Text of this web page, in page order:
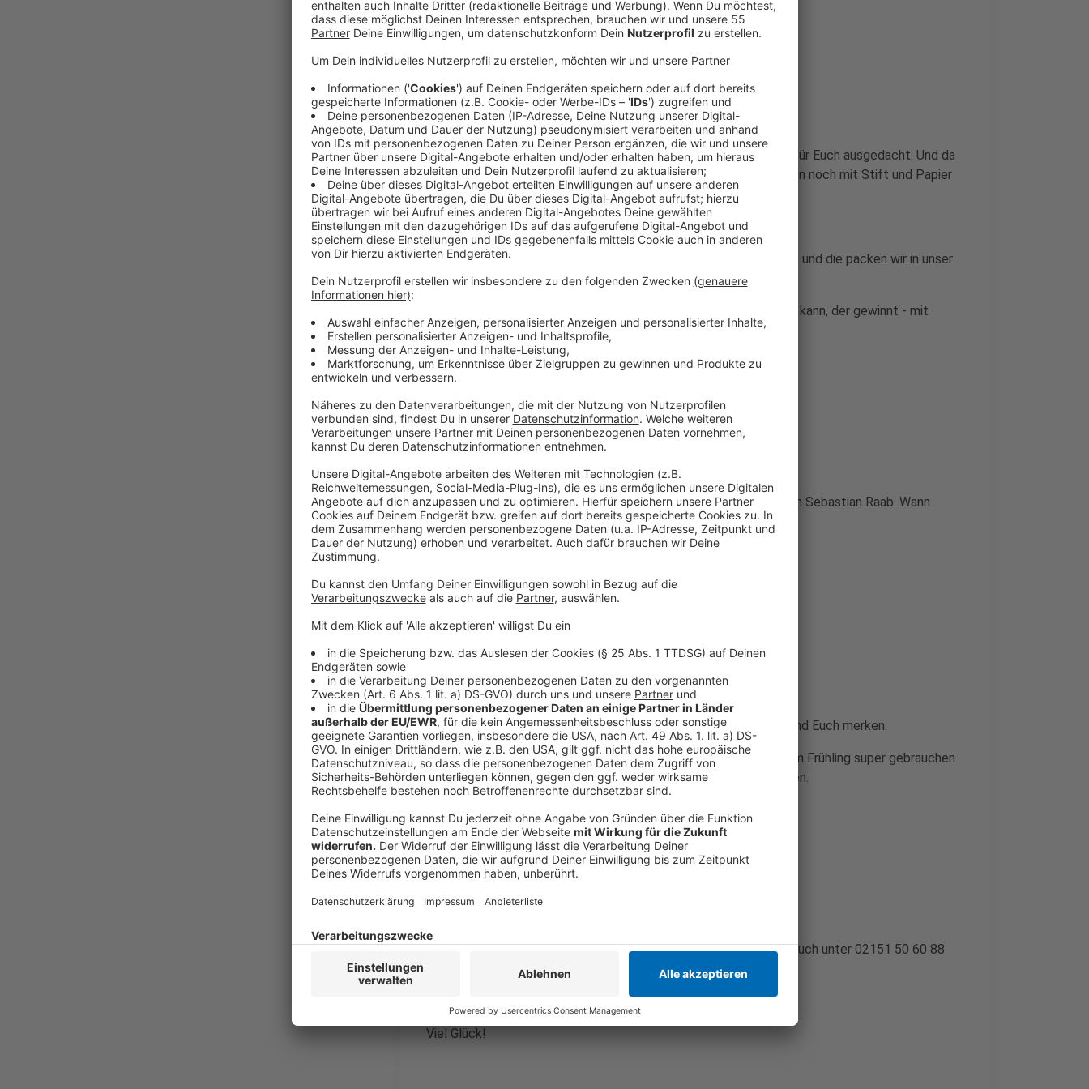
Das Spiel und der Spielmodus
Anzeige
Um Euch die Zeit zuhause zu versüßen, haben wir uns was Tolles für Euch ausgedacht. Und da
hilft es, wenn Ihr alle ganz aufmerksam zuhört und Euch am besten noch mit Stift und Papier
bewaffnt.
Denn wir geben Euch pro Tag in unserer Frühsendung vier Begriffe und die packen wir in unser
Welle-Niederrhein-Osterei des Tages.
Und wer uns dann gegen viertel vor zehn alle vier Begriffe nennen kann, der gewinnt - mit
etwas Glück - alles, was wir ins Osterei gepackt haben.
Anzeige
Wann stellt Ihr die Begriffe vor?
Anzeige
Von Montag bis Donnerstag in unserer Frühsendung beim Kollegen Sebastian Raab. Wann
genau, das verraten wir Euch aber noch nicht.
Anzeige
Was ist alles drin?
Das verraten wir natürlich noch nicht. Denn das sollt Ihr ja hören und Euch merken.
Aber soviel sei gesagt: Es sind lauter schöne Dinge, die wir jetzt im Frühling super gebrauchen
können, oder die uns die Ostertage zuhause sehr erträglich machen.
Anzeige
Wo muss ich anrufen?
Sobald wir am Morgen alle vier Begriffe gesagt haben, könnt Ihr Euch unter 02151 50 60 88
Viel Glück!